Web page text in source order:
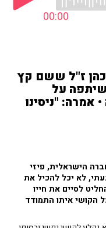
00:00
כהן ז"ל ששם קץ
שיתפה על
אמרה: "ניסינו
הישראלית, פיזי
לא יכל להכיל את
לסיים את חייו
הקושי איתו התמודד